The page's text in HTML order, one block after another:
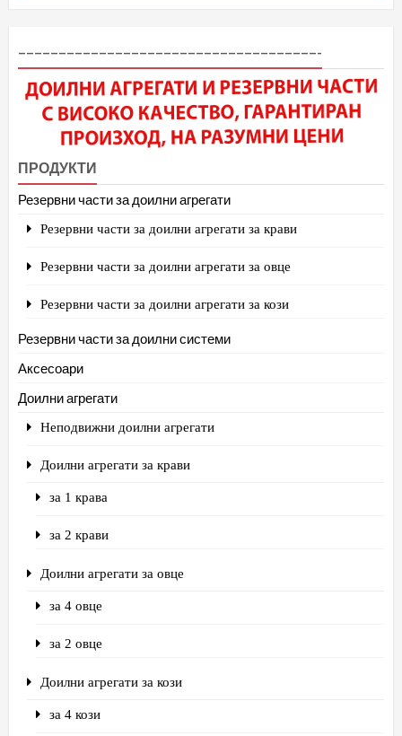
–––––––––––––––––––––––––––––––––––––-
ПРОДУКТИ
Резервни части за доилни агрегати
Резервни части за доилни агрегати за крави
Резервни части за доилни агрегати за овце
Резервни части за доилни агрегати за кози
Резервни части за доилни системи
Аксесоари
Доилни агрегати
Неподвижни доилни агрегати
Доилни агрегати за крави
за 1 крава
за 2 крави
Доилни агрегати за овце
за 4 овце
за 2 овце
Доилни агрегати за кози
за 4 кози